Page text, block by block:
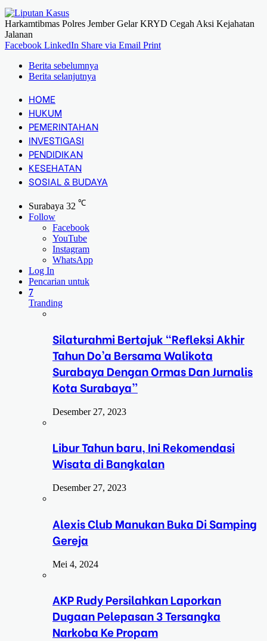
Harkamtibmas Polres Jember Gelar KRYD Cegah Aksi Kejahatan
Jalanan
Facebook LinkedIn Share via Email Print
Berita sebelumnya
Berita selanjutnya
HOME
HUKUM
PEMERINTAHAN
INVESTIGASI
PENDIDIKAN
KESEHATAN
SOSIAL & BUDAYA
Surabaya 32 ℃
Follow
Facebook
YouTube
Instagram
WhatsApp
Log In
Pencarian untuk
7
Tranding
Silaturahmi Bertajuk “Refleksi Akhir
Tahun Do’a Bersama Walikota
Surabaya Dengan Ormas Dan Jurnalis
Kota Surabaya”
Desember 27, 2023
Libur Tahun baru, Ini Rekomendasi
Wisata di Bangkalan
Desember 27, 2023
Alexis Club Manukan Buka Di Samping
Gereja
Mei 4, 2024
AKP Rudy Persilahkan Laporkan
Dugaan Pelepasan 3 Tersangka
Narkoba Ke Propam